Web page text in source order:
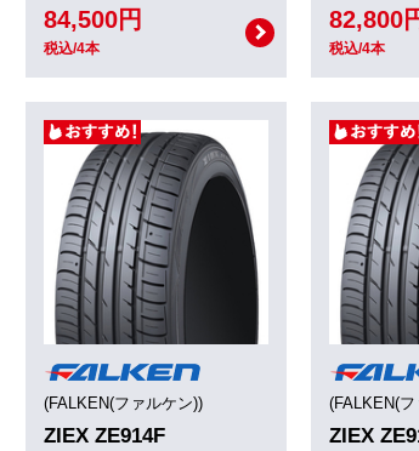
84,500円
税込/4本
82,800
税込/4本
(FALKEN(ファルケン))
ZIEX ZE914F
(FALKEN(
ZIEX